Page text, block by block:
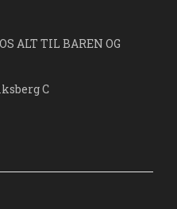
ALT TIL BAREN OG
C